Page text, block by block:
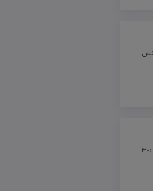
آدرس : مشهد – خیابان پاسداران – جنب سینما قدس ، هتل جم ، هتل جم فاصله تا فرودگاه :۳۰